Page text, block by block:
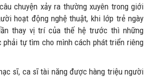
chuyện xảy ra thường xuyên trong giới
hoạt động nghệ thuật, khi lớp trẻ ngày
thay vị trí của thế hệ trước thì những
tự tìm cho mình cách phát triển riêng
sĩ, ca sĩ tài năng được hàng triệu người